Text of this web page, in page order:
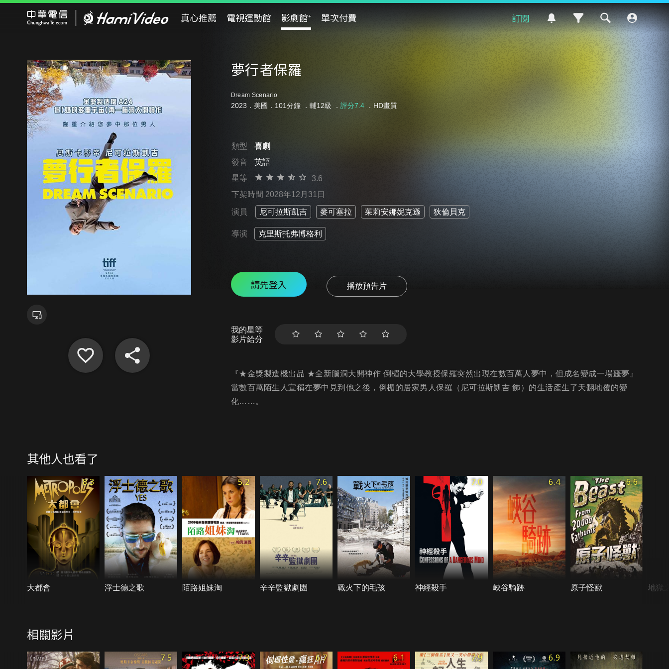
真心推薦 電視運動館 影劇館⁺ 單次付費 訂閱
夢行者保羅
Dream Scenario
2023．美國．101分鐘 ． 輔12級 ． 評分7.4．HD畫質
類型
喜劇
發音
英語
星等
3.6
下架時間 2028年12月31日
演員 尼可拉斯凱吉 麥可塞拉 茱莉安娜妮克遜 狄倫貝克
導演 克里斯托弗博格利
請先登入 播放預告片
我的星等
影片給分
『★金獎製造機出品 ★全新腦洞大開神作 倒楣的大學教授保羅突然出現在數百萬人夢中，但成名變成一場噩夢』
當數百萬陌生人宣稱在夢中見到他之後，倒楣的居家男人保羅（尼可拉斯凱吉 飾）的生活產生了天翻地覆的變
化……。
其他人也看了
8.3
大都會 浮士德之歌
5.2
陌路姐妹淘
7.6
辛辛監獄劇團 戰火下的毛孩
7.0
神經殺手
6.4
峽谷騎跡
6.6
原子怪獸 地獄
相關影片
7.5 7.3 6.7 6.1 7.9 6.9